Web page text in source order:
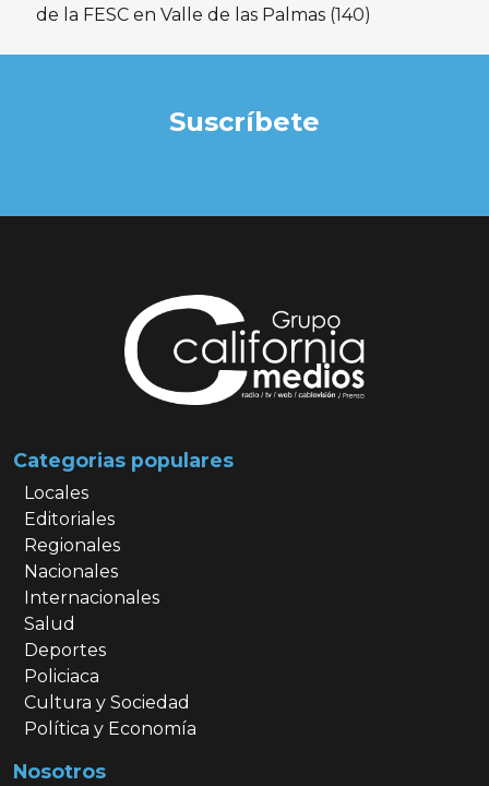
de la FESC en Valle de las Palmas (140)
Suscríbete
Categorias populares
Locales
Editoriales
Regionales
Nacionales
Internacionales
Salud
Deportes
Policiaca
Cultura y Sociedad
Política y Economía
Nosotros